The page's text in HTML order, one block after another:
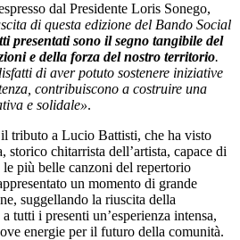
dal Presidente Loris Sonego,
di questa edizione del Bando Social
presentati sono il segno tangibile del
e della forza del nostro territorio.
di aver potuto sostenere iniziative
contribuiscono a costruire una
e solidale».
tributo a Lucio Battisti, che ha visto
storico chitarrista dell’artista, capace di
più belle canzoni del repertorio
un momento di grande
suggellando la riuscita della
tutti i presenti un’esperienza intensa,
energie per il futuro della comunità.